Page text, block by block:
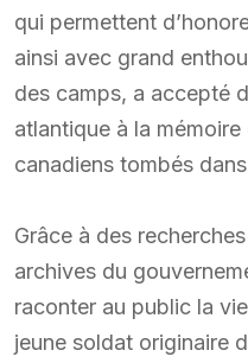
qui permettent
ainsi avec grand
des camps, a accepté
atlantique à la
canadiens tombés
Grâce à des
archives du
raconter au public la
jeune soldat originaire